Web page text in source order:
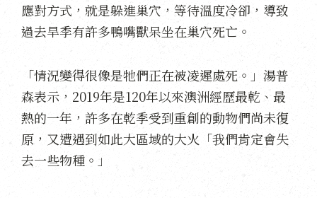
應對方式，就是躲進巢穴，等待溫度冷卻，導致
過去旱季有許多鴨嘴獸呆坐在巢穴死亡。
「情況變得很像是牠們正在被凌遲處死。」湯普
森表示，2019年是120年以來澳洲經歷最乾、最
熱的一年，許多在乾季受到重創的動物們尚未復
原，又遭遇到如此大區域的大火「我們肯定會失
去一些物種。」